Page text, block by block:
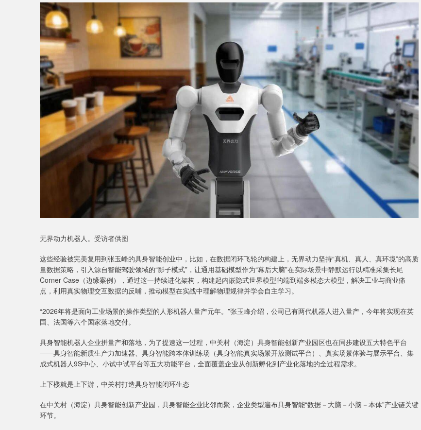
无界动力机器人。受访者供图
这些经验被完美复用到张玉峰的具身智能创业中，比如，在数据闭环飞轮的构建上，无界动力坚持“真机、真人、真环境”的高质
量数据策略，引入源自智能驾驶领域的“影子模式”，让通用基础模型作为“幕后大脑”在实际场景中静默运行以精准采集长尾
Corner Case（边缘案例），通过这一持续进化架构，构建起内嵌隐式世界模型的端到端多模态大模型，解决工业与商业痛
点，利用真实物理交互数据的反哺，推动模型在实战中理解物理规律并学会自主学习。
“2026年将是面向工业场景的操作类型的人形机器人量产元年。”张玉峰介绍，公司已有两代机器人进入量产，今年将实现在英
国、法国等六个国家落地交付。
具身智能机器人企业拼量产和落地，为了提速这一过程，中关村（海淀）具身智能创新产业园区也在同步建设五大特色平台
——具身智能新质生产力加速器、具身智能跨本体训练场（具身智能真实场景开放测试平台）、真实场景体验与展示平台、集
成式机器人9S中心、小试中试平台等五大功能平台，全面覆盖企业从创新孵化到产业化落地的全过程需求。
上下楼就是上下游，中关村打造具身智能闭环生态
在中关村（海淀）具身智能创新产业园，具身智能企业比邻而聚，企业类型遍布具身智能“数据－大脑－小脑－本体”产业链关键
环节。